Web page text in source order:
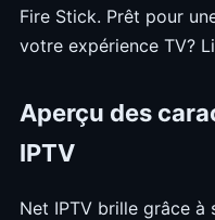
Fire Stick. Prêt pour
votre expérience TV?
Aperçu des
IPTV
Net IPTV brille grâce à